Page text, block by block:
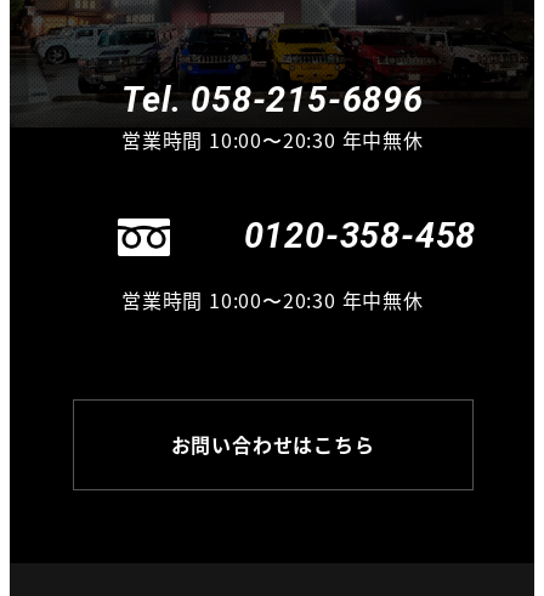
Tel. 058-215-6896
営業時間 10:00〜20:30 年中無休
0120-358-458
営業時間 10:00〜20:30 年中無休
お問い合わせはこちら